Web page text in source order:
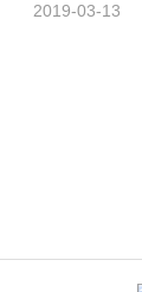
2019-03-13